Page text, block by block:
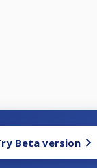
Beta version